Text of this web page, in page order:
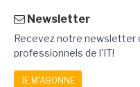
Newsletter
Recevez notre newsletter
professionnels de l'IT!
JE M'ABONNE